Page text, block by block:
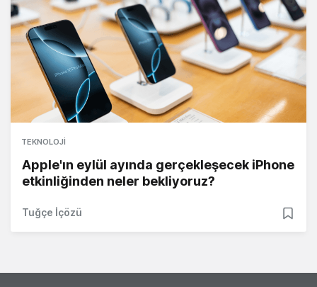
TEKNOLOJI
Apple'ın eylül ayında gerçekleşecek iPhone
etkinliğinden neler bekliyoruz?
Tuğçe İçözü